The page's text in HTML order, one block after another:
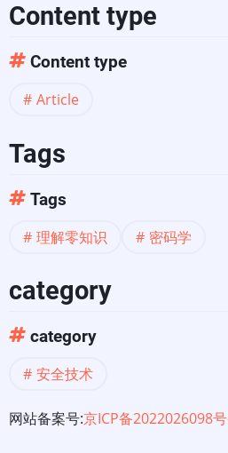
Content type
Content type
Article
Tags
Tags
理解零知识 密码学
category
category
安全技术
网站备案号:京ICP备2022026098